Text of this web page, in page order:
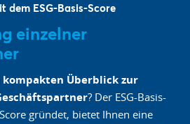
dem ESG-Basis-Score
einzelner
kompakten Überblick zur
? Der ESG-Basis-
gründet, bietet Ihnen eine